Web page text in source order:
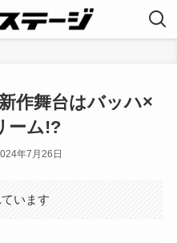
作舞台はバッハ×
ーム!?
年7月26日
います